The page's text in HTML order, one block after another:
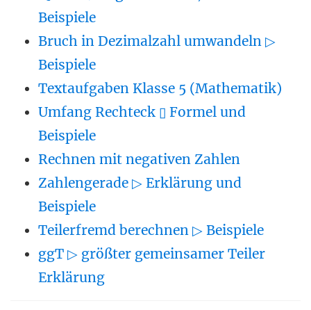
Beispiele
Bruch in Dezimalzahl umwandeln ▷
Beispiele
Textaufgaben Klasse 5 (Mathematik)
Umfang Rechteck ▯ Formel und
Beispiele
Rechnen mit negativen Zahlen
Zahlengerade ▷ Erklärung und
Beispiele
Teilerfremd berechnen ▷ Beispiele
ggT ▷ größter gemeinsamer Teiler
Erklärung